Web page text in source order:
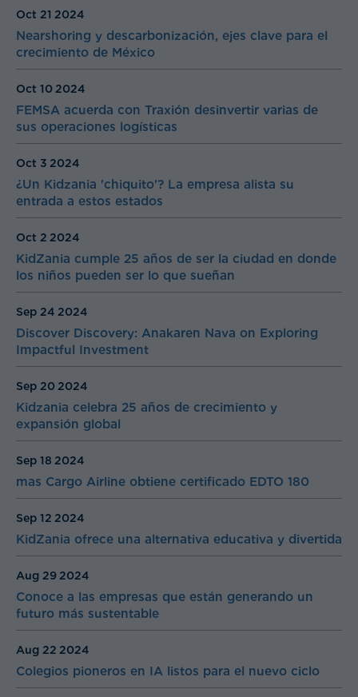
Nearshoring y descarbonización, ejes clave para el
crecimiento de México
Oct 21 2024
FEMSA acuerda con Traxión desinvertir varias de
sus operaciones logísticas
Oct 10 2024
¿Un Kidzania 'chiquito'? La empresa alista su
entrada a estos estados
Oct 3 2024
KidZania cumple 25 años de ser la ciudad en donde
los niños pueden ser lo que sueñan
Oct 2 2024
Discover Discovery: Anakaren Nava on Exploring
Impactful Investment
Sep 24 2024
Kidzania celebra 25 años de crecimiento y
expansión global
Sep 20 2024
mas Cargo Airline obtiene certificado EDTO 180
Sep 18 2024
KidZania ofrece una alternativa educativa y divertida
Sep 12 2024
Conoce a las empresas que están generando un
futuro más sustentable
Aug 29 2024
Colegios pioneros en IA listos para el nuevo ciclo
Aug 22 2024